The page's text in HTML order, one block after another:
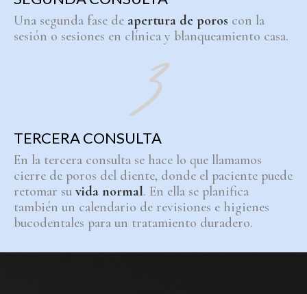
Una segunda fase de apertura de poros con la
sesión o sesiones en clínica y blanqueamiento casa.
TERCERA CONSULTA
En la tercera consulta se hace lo que llamamos
cierre de poros del diente, donde el paciente puede
retomar su vida normal. En ella se planifica
también un calendario de revisiones e higienes
bucodentales para un tratamiento duradero.